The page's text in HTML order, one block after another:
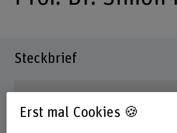
Steckbrief
Erst mal Cookies 🍪